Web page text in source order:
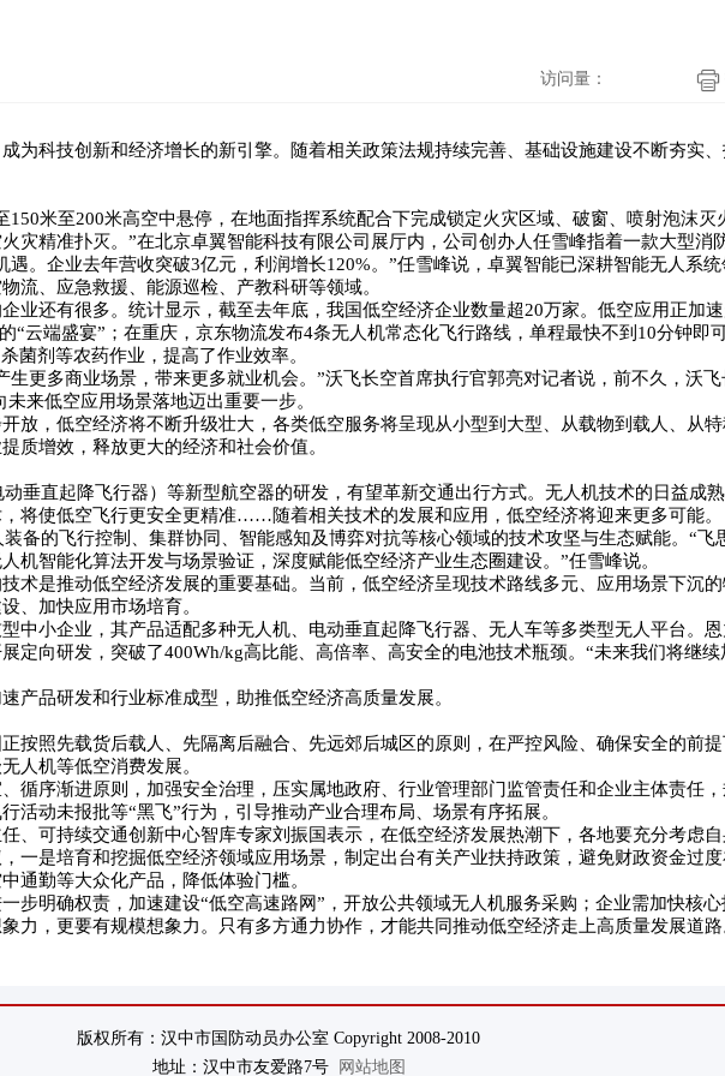
访问量：
为科技创新和经济增长的新引擎。随着相关政策法规持续完善、基础设施建设不断夯实
米至200米高空中悬停，在地面指挥系统配合下完成锁定火灾区域、破窗、喷射泡沫
灾精准扑灭。”在北京卓翼智能科技有限公司展厅内，公司创办人任雪峰指着一款大型消
。企业去年营收突破3亿元，利润增长120%。”任雪峰说，卓翼智能已深耕智能无人系
流、应急救援、能源巡检、产教科研等领域。
业还有很多。统计显示，截至去年底，我国低空经济企业数量超20万家。低空应用正加
“云端盛宴”；在重庆，京东物流发布4条无人机常态化飞行路线，单程最快不到10分钟即
菌剂等农药作业，提高了作业效率。
更多商业场景，带来更多就业机会。”沃飞长空首席执行官郭亮对记者说，前不久，沃
来低空应用场景落地迈出重要一步。
放，低空经济将不断升级壮大，各类低空服务将呈现从小型到大型、从载物到载人、从
质增效，释放更大的经济和社会价值。
垂直起降飞行器）等新型航空器的研发，有望革新交通出行方式。无人机技术的日益成
将使低空飞行更安全更精准……随着相关技术的发展和应用，低空经济将迎来更多可能。
备的飞行控制、集群协同、智能感知及博弈对抗等核心领域的技术攻坚与生态赋能。“飞
机智能化算法开发与场景验证，深度赋能低空经济产业生态圈建设。”任雪峰说。
术是推动低空经济发展的重要基础。当前，低空经济呈现技术路线多元、应用场景下沉
、加快应用市场培育。
中小企业，其产品适配多种无人机、电动垂直起降飞行器、无人车等多类型无人平台。
定向研发，突破了400Wh/kg高比能、高倍率、高安全的电池技术瓶颈。“未来我们将继
产品研发和行业标准成型，助推低空经济高质量发展。
按照先载货后载人、先隔离后融合、先远郊后城区的原则，在严控风险、确保安全的前
人机等低空消费发展。
循序渐进原则，加强安全治理，压实属地政府、行业管理部门监管责任和企业主体责任
活动未报批等“黑飞”行为，引导推动产业合理布局、场景有序拓展。
、可持续交通创新中心智库专家刘振国表示，在低空经济发展热潮下，各地要充分考虑
一是培育和挖掘低空经济领域应用场景，制定出台有关产业扶持政策，避免财政资金过
通勤等大众化产品，降低体验门槛。
步明确权责，加速建设“低空高速路网”，开放公共领域无人机服务采购；企业需加快核
力，更要有规模想象力。只有多方通力协作，才能共同推动低空经济走上高质量发展道路
版权所有：汉中市国防动员办公室 Copyright 2008-2010
地址：汉中市友爱路7号
网站地图